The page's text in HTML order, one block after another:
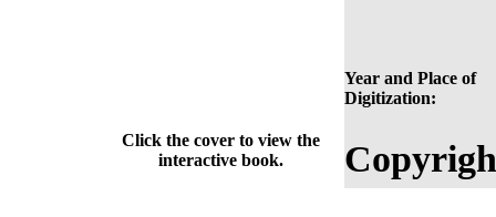
Year and Place of
Digitization:
Click the cover to view the
interactive book.